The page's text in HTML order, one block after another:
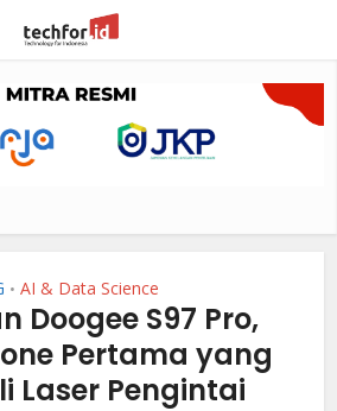
• AI & Data Science
Doogee S97 Pro,
Pertama yang
Laser Pengintai